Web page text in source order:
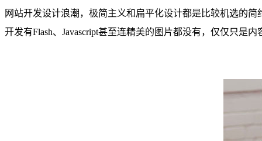
网站开发设计浪潮，极简主义和扁平化设计都是比较机选的
开发有Flash、Javascript甚至连精美的图片都没有，仅仅只是